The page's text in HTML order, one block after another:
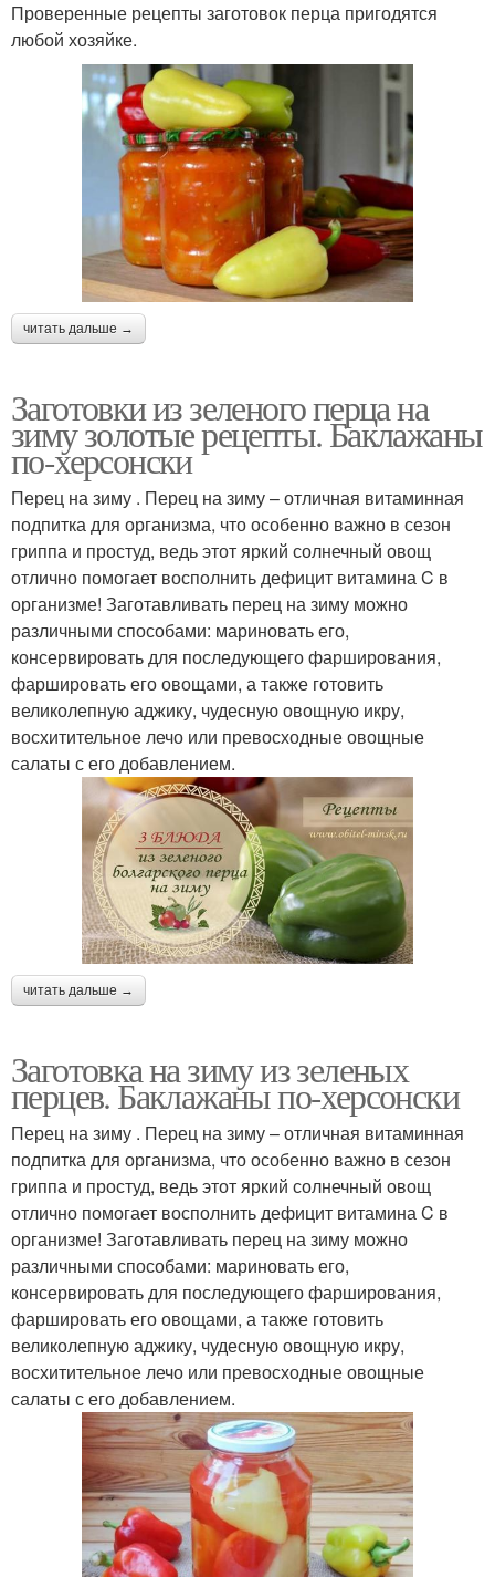
Проверенные рецепты заготовок перца пригодятся
любой хозяйке.
читать дальше →
Заготовки из зеленого перца на
зиму золотые рецепты. Баклажаны
по-херсонски
Перец на зиму . Перец на зиму – отличная витаминная
подпитка для организма, что особенно важно в сезон
гриппа и простуд, ведь этот яркий солнечный овощ
отлично помогает восполнить дефицит витамина C в
организме! Заготавливать перец на зиму можно
различными способами: мариновать его,
консервировать для последующего фарширования,
фаршировать его овощами, а также готовить
великолепную аджику, чудесную овощную икру,
восхитительное лечо или превосходные овощные
салаты с его добавлением.
читать дальше →
Заготовка на зиму из зеленых
перцев. Баклажаны по-херсонски
Перец на зиму . Перец на зиму – отличная витаминная
подпитка для организма, что особенно важно в сезон
гриппа и простуд, ведь этот яркий солнечный овощ
отлично помогает восполнить дефицит витамина C в
организме! Заготавливать перец на зиму можно
различными способами: мариновать его,
консервировать для последующего фарширования,
фаршировать его овощами, а также готовить
великолепную аджику, чудесную овощную икру,
восхитительное лечо или превосходные овощные
салаты с его добавлением.